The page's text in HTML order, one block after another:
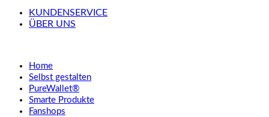
KUNDENSERVICE
ÜBER UNS
Home
Selbst gestalten
PureWallet®
Smarte Produkte
Fanshops